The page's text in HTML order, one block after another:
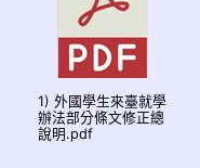
1) 外國學生來臺就學
辦法部分條文修正總
說明.pdf